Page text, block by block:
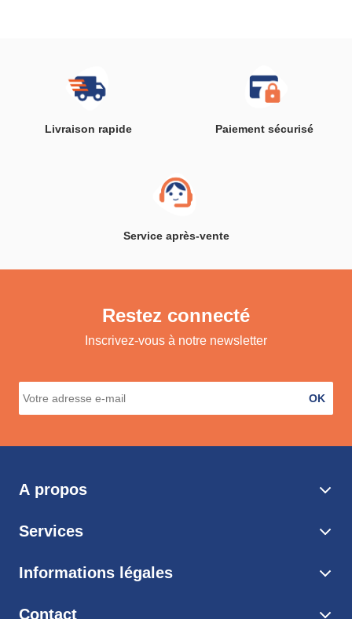
Livraison rapide Paiement sécurisé
Service après-vente
Restez connecté
Inscrivez-vous à notre newsletter
OK
A propos
Services
Informations légales
Contact